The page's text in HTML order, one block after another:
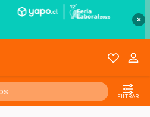
×
FILTRAR